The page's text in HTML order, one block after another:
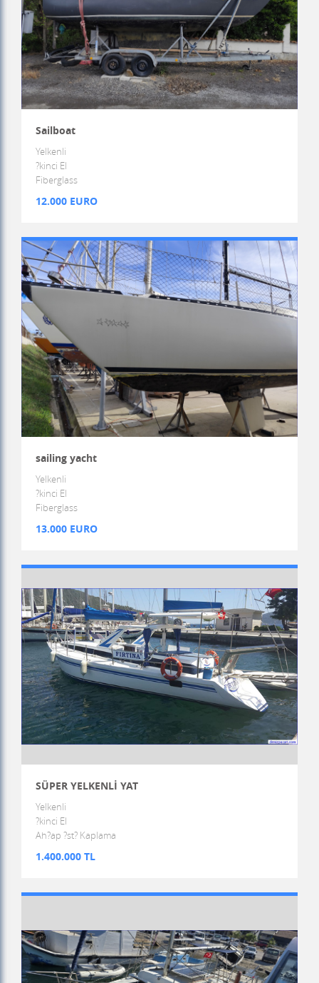
Sailboat
Yelkenli
?kinci El
Fiberglass
12.000 EURO
sailing yacht
Yelkenli
?kinci El
Fiberglass
13.000 EURO
SÜPER YELKENLİ YAT
Yelkenli
?kinci El
Ah?ap ?st? Kaplama
1.400.000 TL